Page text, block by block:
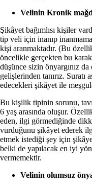
Velinin Kronik
Şikâyet bağımlısı kişiler
tip veli için inanıp
kişi aranmaktadır. (Bu
öncelikle gerçekten bu
düşünce sizin önyargınız
gelişlerinden tanırız. Suratı
edecekleri şikâyet ile
Bu kişilik tipinin sorunu,
6 yaş arasında oluşur.
eden, ilgi görmediğinde
vurduğunu şikâyet ederek
etmek istediği şey için
belki de yapılacak en iyi
vermemektir.
Velinin olumsuz